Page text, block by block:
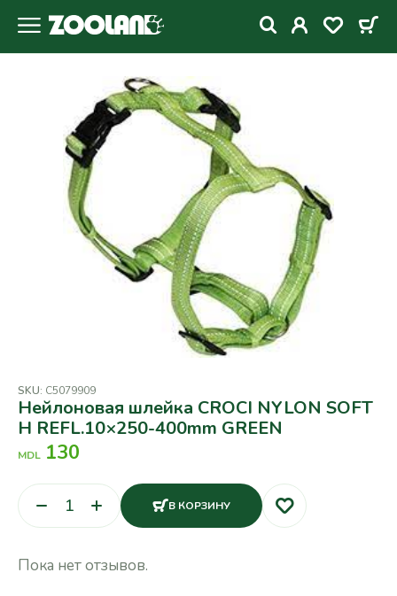
SKU: C5079909
Нейлоновая шлейка CROCI NYLON SOFT
H REFL.10×250-400mm GREEN
MDL 130
В КОРЗИНУ
Пока нет отзывов.